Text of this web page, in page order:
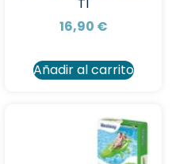
16,90 €
Añadir al carrito